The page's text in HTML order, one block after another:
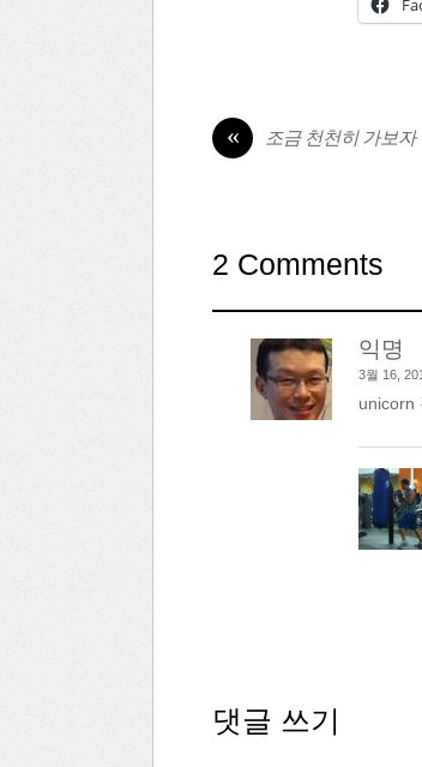
« 조금 천천히 가보자
2 Comments
익명
3월 16,
unicorn
댓글 쓰기